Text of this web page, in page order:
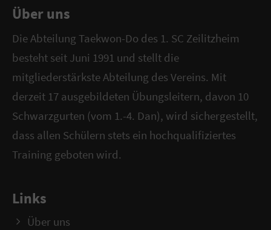
Über uns
Die Abteilung Taekwon-Do des 1. SC Zeilitzheim
besteht seit Juni 1991 und stellt die
mitgliederstärkste Abteilung des Vereins. Mit
derzeit 17 ausgebildeten Übungsleitern, davon 10
Schwarzgurten (vom 1.-4. Dan), wird sichergestellt,
dass allen Schülern stets ein hochqualifiziertes
Training geboten wird.
Links
Über uns